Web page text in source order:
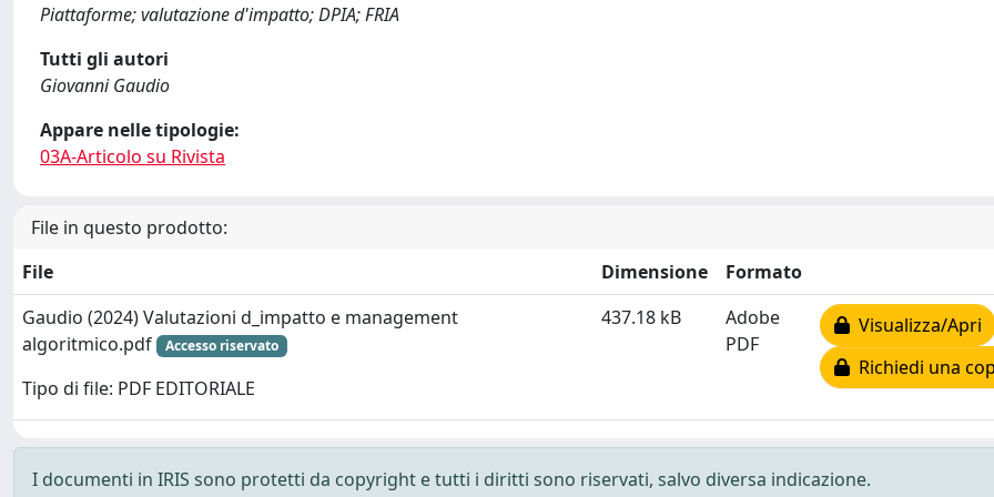
Piattaforme; valutazione d'impatto; DPIA; FRIA
Tutti gli autori
Giovanni Gaudio
Appare nelle tipologie:
03A-Articolo su Rivista
File in questo prodotto:
File
Dimensione
Formato
Gaudio (2024) Valutazioni d_impatto e management
algoritmico.pdf
Accesso riservato
Tipo di file: PDF EDITORIALE
437.18 kB
Adobe
PDF
Visualizza/Apri
Richiedi una
I documenti in IRIS sono protetti da copyright e tutti i diritti sono riservati, salvo diversa indicazione.